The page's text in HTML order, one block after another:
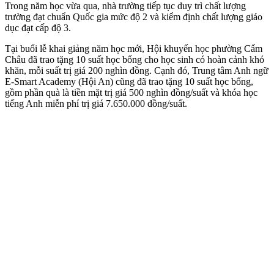
Trong năm học vừa qua, nhà trường tiếp tục duy trì chất lượng
trường đạt chuẩn Quốc gia mức độ 2 và kiểm định chất lượng giáo
dục đạt cấp độ 3.
Tại buổi lễ khai giảng năm học mới, Hội khuyến học phường Cẩm
Châu đã trao tặng 10 suất học bổng cho học sinh có hoàn cảnh khó
khăn, mỗi suất trị giá 200 nghìn đồng. Cạnh đó, Trung tâm Anh ngữ
E-Smart Academy (Hội An) cũng đã trao tặng 10 suất học bổng,
gồm phần quà là tiền mặt trị giá 500 nghìn đồng/suất và khóa học
tiếng Anh miễn phí trị giá 7.650.000 đồng/suất.